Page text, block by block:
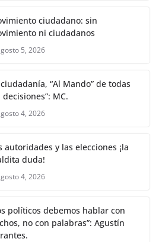
ciudadano: sin
ni ciudadanos
5, 2026
“Al Mando” de todas
decisiones”: MC.
4, 2026
autoridades y las elecciones ¡la
duda!
4, 2026
políticos debemos hablar con
no con palabras”: Agustín